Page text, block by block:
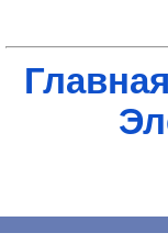
Главная